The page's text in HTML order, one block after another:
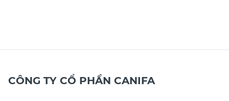
CÔNG TY CỔ PHẦN CANIFA